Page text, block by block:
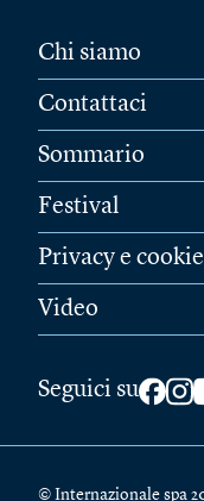
Chi siamo
Contattaci
Sommario
Festival
Privacy e cookie
Video
Seguici su
© Internazionale spa